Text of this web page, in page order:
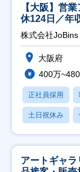
【大阪】営
休124日／年
株式会社JoBins
大阪府
400万
正社員採用
土日祝休み
アートギャ